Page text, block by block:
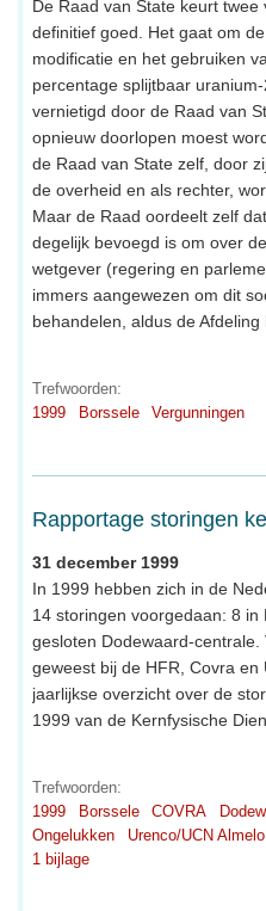
De Raad van State keurt
definitief goed. Het gaat om
modificatie en het gebruiken
percentage splijtbaar
vernietigd door de Raad van
opnieuw doorlopen moest
de Raad van State zelf, door
de overheid en als rechter,
Maar de Raad oordeelt zelf
degelijk bevoegd is om over
wetgever (regering en
immers aangewezen om dit
behandelen, aldus de Afdeling
Trefwoorden:
1999
Borssele Vergunningen
Rapportage storingen
31 december 1999
In 1999 hebben zich in de
14 storingen voorgedaan: 8 in
gesloten Dodewaard-
geweest bij de HFR, Covra en
jaarlijkse overzicht over de
1999 van de Kernfysische
Trefwoorden:
1999
Borssele COVRA
Ongelukken
Urenco/UCN Almelo
1 bijlage